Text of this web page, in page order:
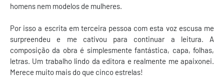
homens nem modelos de mulheres.
Por isso a escrita em terceira pessoa com esta voz escusa me
surpreendeu e me cativou para continuar a leitura. A
composição da obra é simplesmente fantástica, capa, folhas,
letras. Um trabalho lindo da editora e realmente me apaixonei.
Merece muito mais do que cinco estrelas!